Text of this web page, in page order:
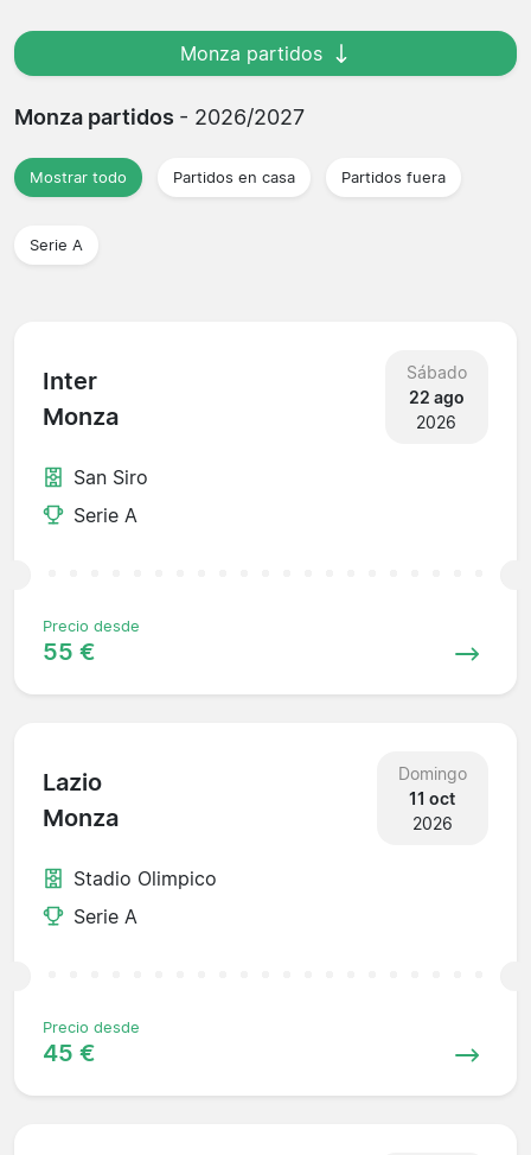
Monza partidos
Monza partidos - 2026/2027
Mostrar todo Partidos en casa Partidos fuera
Serie A
Inter
Monza
Sábado
22 ago
2026
San Siro
Serie A
Precio desde
55 €
Lazio
Monza
Domingo
11 oct
2026
Stadio Olimpico
Serie A
Precio desde
45 €